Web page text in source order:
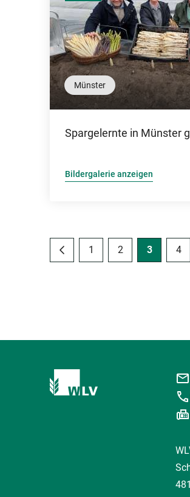
Münster
Spargelernte in Münster
Bildergalerie anzeigen
1 2 3 4